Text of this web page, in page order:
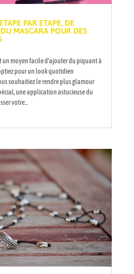
PAR ETAPE, DE
MASCARA POUR DES
un moyen facile d'ajouter du piquant à
pour un look quotidien
souhaitiez le rendre plus glamour
une application astucieuse du
votre...